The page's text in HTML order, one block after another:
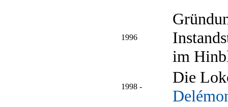
1996
im
1998 -
Die